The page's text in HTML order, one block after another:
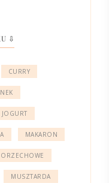
⇩
CURRY
JOGURT
MAKARON
MUSZTARDA